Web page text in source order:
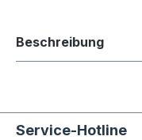
Beschreibung
Service-Hotline